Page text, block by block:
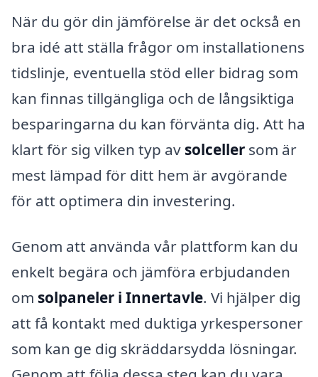
När du gör din jämförelse är det också en
bra idé att ställa frågor om installationens
tidslinje, eventuella stöd eller bidrag som
kan finnas tillgängliga och de långsiktiga
besparingarna du kan förvänta dig. Att ha
klart för sig vilken typ av solceller som är
mest lämpad för ditt hem är avgörande
för att optimera din investering.
Genom att använda vår plattform kan du
enkelt begära och jämföra erbjudanden
om solpaneler i Innertavle. Vi hjälper dig
att få kontakt med duktiga yrkespersoner
som kan ge dig skräddarsydda lösningar.